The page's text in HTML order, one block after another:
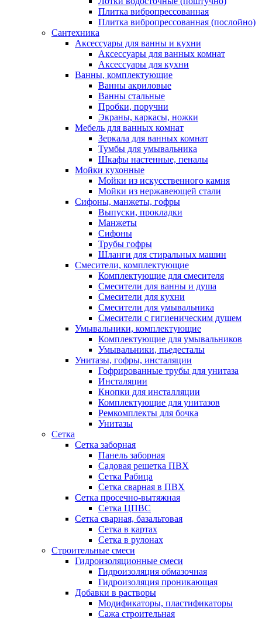
Плитка вибропрессованная
Плитка вибропрессованная (послойно)
Сантехника
Аксессуары для ванны и кухни
Аксессуары для ванных комнат
Аксессуары для кухни
Ванны, комплектующие
Ванны акриловые
Ванны стальные
Пробки, поручни
Экраны, каркасы, ножки
Мебель для ванных комнат
Зеркала для ванных комнат
Тумбы для умывальника
Шкафы настенные, пеналы
Мойки кухонные
Мойки из искусственного камня
Мойки из нержавеющей стали
Сифоны, манжеты, гофры
Выпуски, прокладки
Манжеты
Сифоны
Трубы гофры
Шланги для стиральных машин
Смесители, комплектующие
Комплектующие для смесителя
Смесители для ванны и душа
Смесители для кухни
Смесители для умывальника
Смесители с гигиеническим душем
Умывальники, комплектующие
Комплектующие для умывальников
Умывальники, пьедесталы
Унитазы, гофры, инсталяции
Гофрированные трубы для унитаза
Инсталяции
Кнопки для инсталляции
Комплектующие для унитазов
Ремкомплекты для бочка
Унитазы
Сетка
Сетка заборная
Панель заборная
Садовая решетка ПВХ
Сетка Рабица
Сетка сварная в ПВХ
Сетка просечно-вытяжная
Сетка ЦПВС
Сетка сварная, базальтовая
Сетка в картах
Сетка в рулонах
Строительные смеси
Гидроизоляционные смеси
Гидроизоляция обмазочная
Гидроизоляция проникающая
Добавки в растворы
Модификаторы, пластификаторы
Сажа строительная